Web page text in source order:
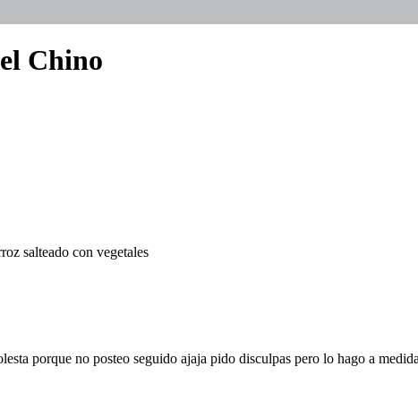
Chino
salteado con vegetales
porque no posteo seguido ajaja pido disculpas pero lo hago a